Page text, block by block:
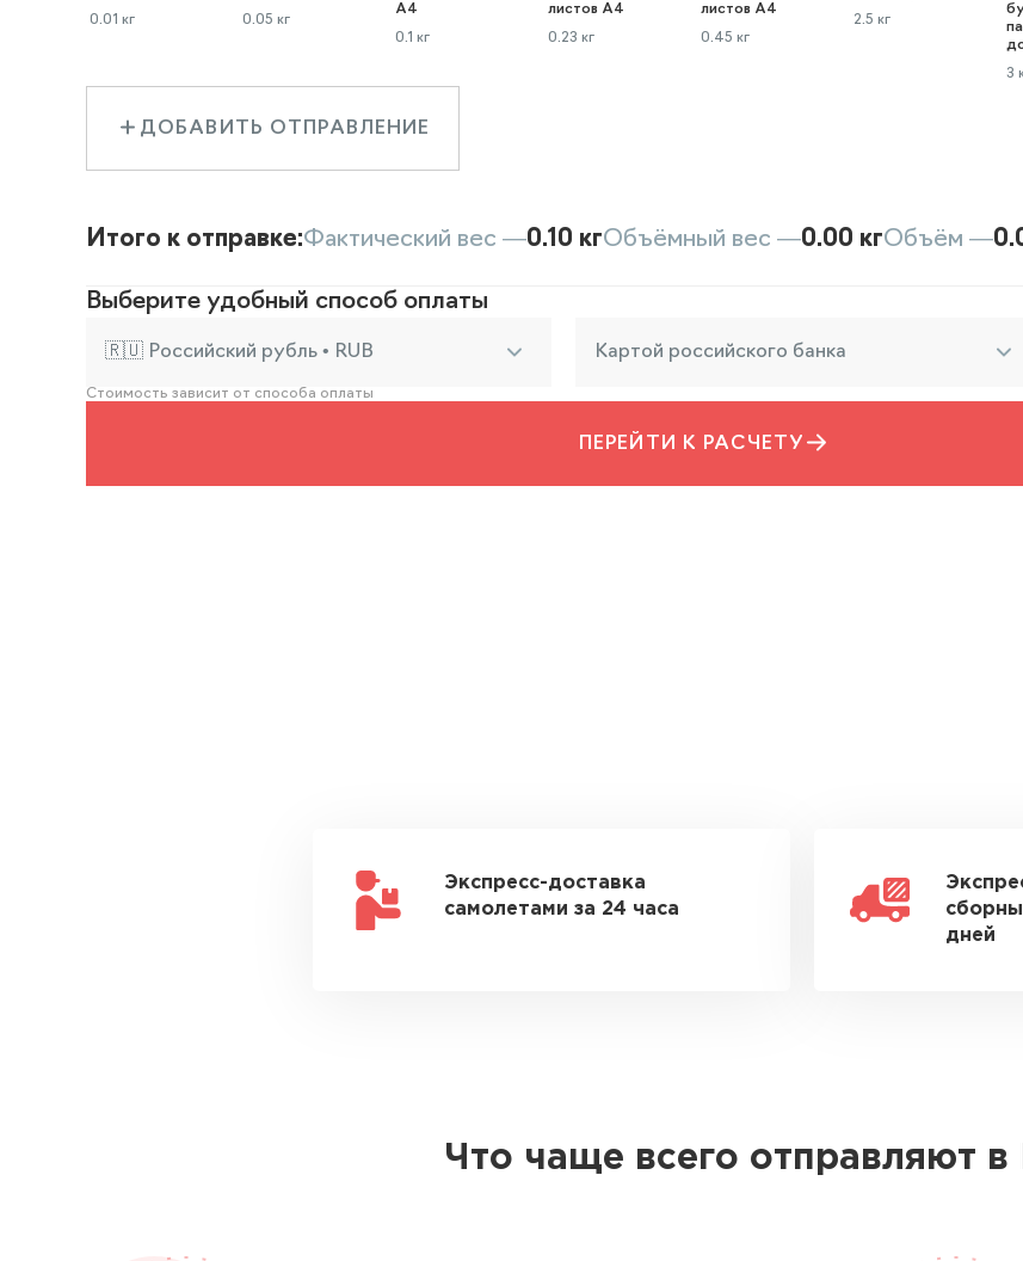
0.01 кг
0.05 кг
А4
0.1 кг
листов А4
0.23 кг
листов А4
0.45 кг
2.5 кг
3
ДОБАВИТЬ ОТПРАВЛЕНИЕ
Итого к отправке:Фактический вес —0.10 кгОбъёмный вес —0.00 кгОбъём —
Выберите удобный способ оплаты
🇷🇺 Российский рубль • RUB Картой российского банка
Стоимость зависит от способа оплаты
ПЕРЕЙТИ К РАСЧЕТУ
Экспресс-доставка
самолетами за 24 часа
дней
Что чаще всего отправляют в